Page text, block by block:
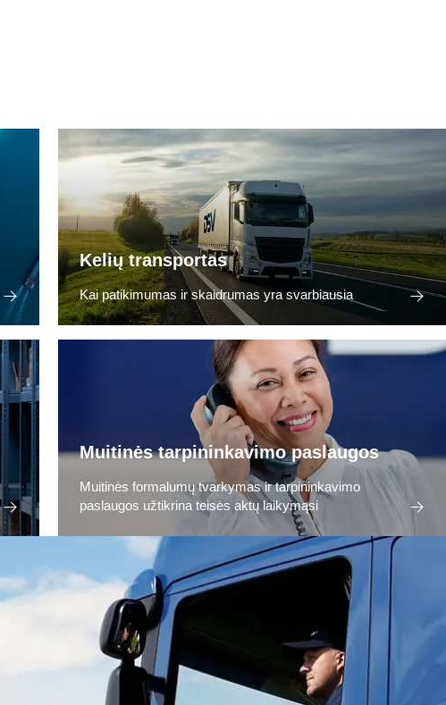
Kelių transportas
Kai patikimumas ir skaidrumas yra svarbiausia
Muitinės tarpininkavimo paslaugos
Muitinės formalumų tvarkymas ir tarpininkavimo
paslaugos užtikrina teisės aktų laikymąsi